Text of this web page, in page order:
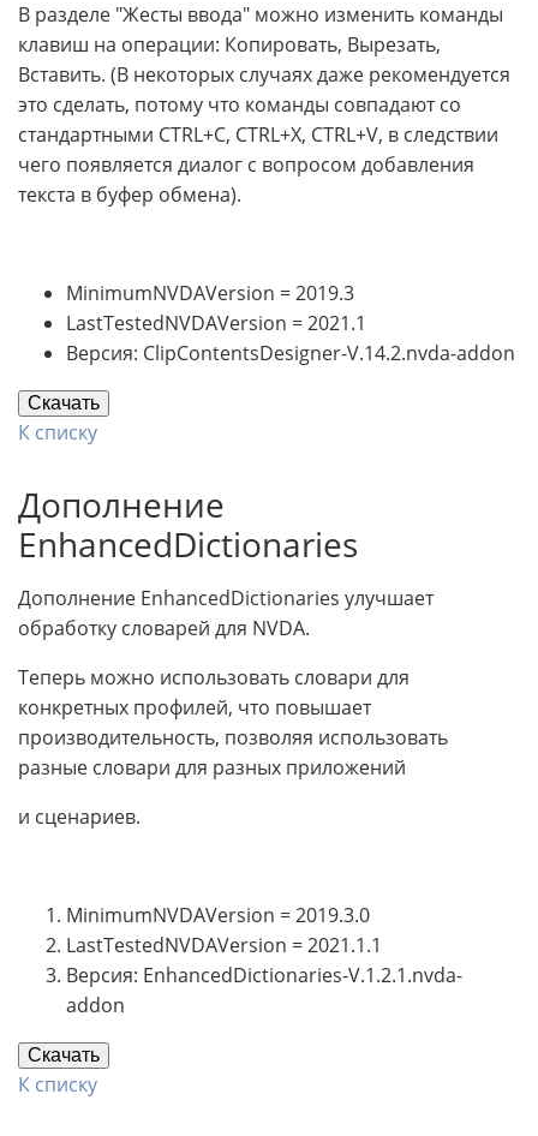
В разделе "Жесты ввода" можно изменить команды
клавиш на операции: Копировать, Вырезать,
Вставить. (В некоторых случаях даже рекомендуется
это сделать, потому что команды совпадают со
стандартными CTRL+C, CTRL+X, CTRL+V, в следствии
чего появляется диалог с вопросом добавления
текста в буфер обмена).
MinimumNVDAVersion = 2019.3
LastTestedNVDAVersion = 2021.1
Версия: ClipContentsDesigner-V.14.2.nvda-addon
Скачать
К списку
Дополнение
EnhancedDictionaries
Дополнение EnhancedDictionaries улучшает
обработку словарей для NVDA.
Теперь можно использовать словари для
конкретных профилей, что повышает
производительность, позволяя использовать
разные словари для разных приложений
и сценариев.
MinimumNVDAVersion = 2019.3.0
LastTestedNVDAVersion = 2021.1.1
Версия: EnhancedDictionaries-V.1.2.1.nvda-
addon
Скачать
К списку